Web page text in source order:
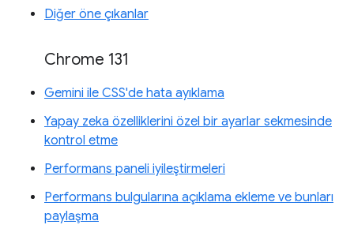
Diğer öne çıkanlar
Chrome 131
Gemini ile CSS'de hata ayıklama
Yapay zeka özelliklerini özel bir ayarlar sekmesinde
kontrol etme
Performans paneli iyileştirmeleri
Performans bulgularına açıklama ekleme ve bunları
paylaşma